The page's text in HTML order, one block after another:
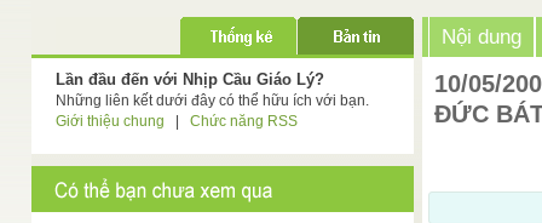
Lần đầu đến với Nhịp Cầu Giáo Lý?
Những liên kết dưới đây có thể hữu ích với bạn.
Giới thiệu chung
Chức năng RSS
Nội dung
10/05/
ĐỨC